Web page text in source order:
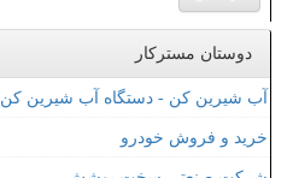
دوستان مسترکار
آب شیرین کن - دستگاه آب شیرین کن
خرید و فروش خودرو